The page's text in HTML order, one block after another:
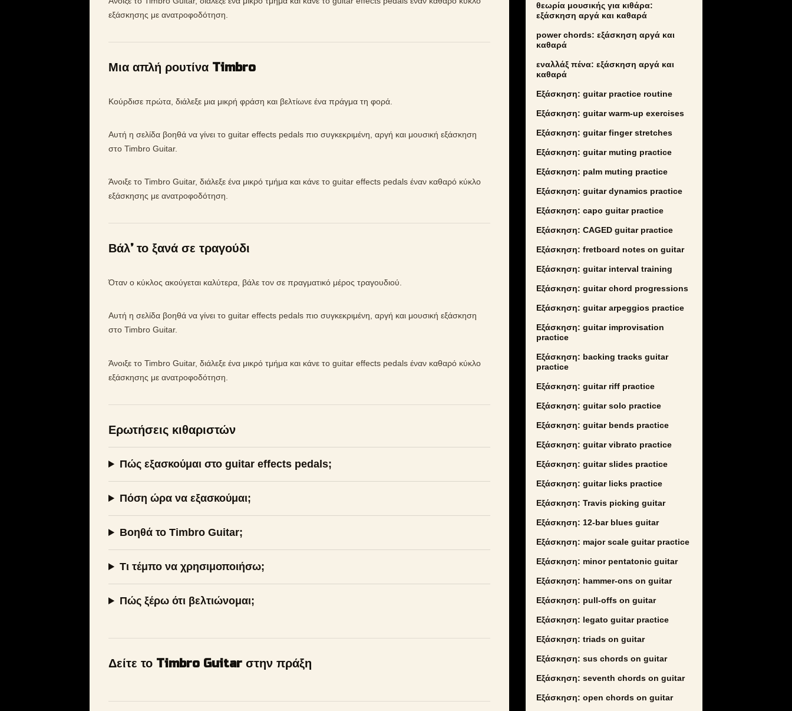
εξάσκησης με ανατροφοδότηση.
Μια απλή ρουτίνα Timbro
Κούρδισε πρώτα, διάλεξε μια μικρή φράση και βελτίωνε ένα πράγμα τη φορά.
Αυτή η σελίδα βοηθά να γίνει το guitar effects pedals πιο συγκεκριμένη, αργή και μουσική εξάσκηση
στο Timbro Guitar.
Άνοιξε το Timbro Guitar, διάλεξε ένα μικρό τμήμα και κάνε το guitar effects pedals έναν καθαρό κύκλο
εξάσκησης με ανατροφοδότηση.
Βάλ’ το ξανά σε τραγούδι
Όταν ο κύκλος ακούγεται καλύτερα, βάλε τον σε πραγματικό μέρος τραγουδιού.
Αυτή η σελίδα βοηθά να γίνει το guitar effects pedals πιο συγκεκριμένη, αργή και μουσική εξάσκηση
στο Timbro Guitar.
Άνοιξε το Timbro Guitar, διάλεξε ένα μικρό τμήμα και κάνε το guitar effects pedals έναν καθαρό κύκλο
εξάσκησης με ανατροφοδότηση.
Ερωτήσεις κιθαριστών
Πώς εξασκούμαι στο guitar effects pedals;
Πόση ώρα να εξασκούμαι;
Βοηθά το Timbro Guitar;
Τι τέμπο να χρησιμοποιήσω;
Πώς ξέρω ότι βελτιώνομαι;
Δείτε το Timbro Guitar στην πράξη
θεωρία μουσικής για κιθάρα:
εξάσκηση αργά και καθαρά
power chords: εξάσκηση αργά και
καθαρά
εναλλάξ πένα: εξάσκηση αργά και
καθαρά
Εξάσκηση: guitar practice routine
Εξάσκηση: guitar warm-up exercises
Εξάσκηση: guitar finger stretches
Εξάσκηση: guitar muting practice
Εξάσκηση: palm muting practice
Εξάσκηση: guitar dynamics practice
Εξάσκηση: capo guitar practice
Εξάσκηση: CAGED guitar practice
Εξάσκηση: fretboard notes on guitar
Εξάσκηση: guitar interval training
Εξάσκηση: guitar chord progressions
Εξάσκηση: guitar arpeggios practice
Εξάσκηση: guitar improvisation
practice
Εξάσκηση: backing tracks guitar
practice
Εξάσκηση: guitar riff practice
Εξάσκηση: guitar solo practice
Εξάσκηση: guitar bends practice
Εξάσκηση: guitar vibrato practice
Εξάσκηση: guitar slides practice
Εξάσκηση: guitar licks practice
Εξάσκηση: Travis picking guitar
Εξάσκηση: 12-bar blues guitar
Εξάσκηση: major scale guitar practice
Εξάσκηση: minor pentatonic guitar
Εξάσκηση: hammer-ons on guitar
Εξάσκηση: pull-offs on guitar
Εξάσκηση: legato guitar practice
Εξάσκηση: triads on guitar
Εξάσκηση: sus chords on guitar
Εξάσκηση: seventh chords on guitar
Εξάσκηση: open chords on guitar